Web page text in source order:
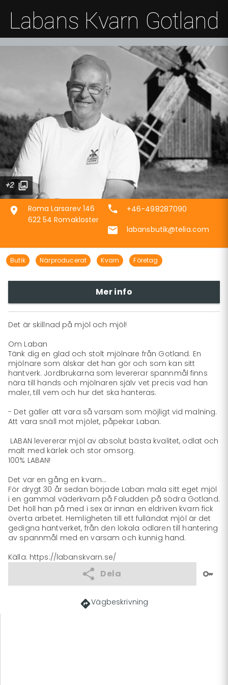
Labans Kvarn Gotland
+2
Roma Larsarev 146
622 54 Romakloster
+46-498287090
labansbutik@telia.com
Butik Närproducerat Kvarn Företag
Mer info
Det är skillnad på mjöl och mjöl!
Om Laban
Tänk dig en glad och stolt mjölnare från Gotland. En
mjöln­are som älskar det han gör och som kan sitt
hantverk. Jordbrukarna som levererar spannmål finns
nära till hands och mjölnaren själv vet precis vad han
maler, till vem och hur det ska hanteras.
- Det gäller att vara så varsam som möjligt vid malning.
Att vara snäll mot mjölet, påpekar Laban.
malt med kärlek och stor omsorg.
100% LABAN!
Det var en gång en kvarn...
För drygt 30 år sedan började Laban mala sitt eget mjöl
i en gammal väderkvarn på Faludden på södra Gotland.
Det höll han på med i sex är innan en eldriven kvarn fick
överta arbetet. Hemligheten till ett fulländat mjöl är det
gedigna hantverket, från den lokala odlaren till hantering
av spannmål med en varsam och kunnig hand.
Källa: https://labanskvarn.se/
Dela
Vägbeskrivning